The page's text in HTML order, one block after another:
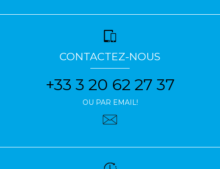
CONTACTEZ-NOUS
+33 3 20 62 27 37
OU PAR EMAIL!